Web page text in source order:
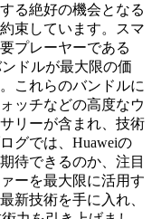
る絶好の機会となる
束しています。スマ
プレーヤーである
ドルが最大限の価
これらのバンドルに
ッチなどの高度なウ
リーが含まれ、技術
グでは、Huaweiの
待できるのか、注目
ーを最大限に活用す
新技術を手に入れ、